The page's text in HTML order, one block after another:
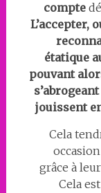
compte
L’accepter,
étatique
pouvant
jouissent
Cela
grâce à
Cela